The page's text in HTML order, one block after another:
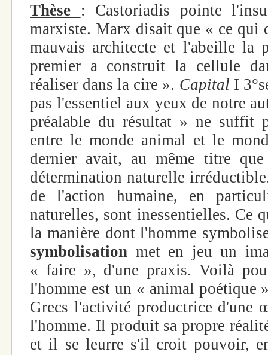
Thèse : Castoriadis pointe
marxiste. Marx disait que « ce qui
mauvais architecte et l'abeille la
premier a construit la cellule
réaliser dans la cire ». Capital I
pas l'essentiel aux yeux de notre
préalable du résultat » ne suffit
entre le monde animal et le
dernier avait, au même titre
détermination naturelle
de l'action humaine, en
naturelles, sont inessentielles. Ce
la manière dont l'homme
symbolisation met en jeu un
« faire », d'une praxis. Voilà
l'homme est un « animal poétique
Grecs l'activité productrice d'une
l'homme. Il produit sa propre
et il se leurre s'il croit pouvoir,